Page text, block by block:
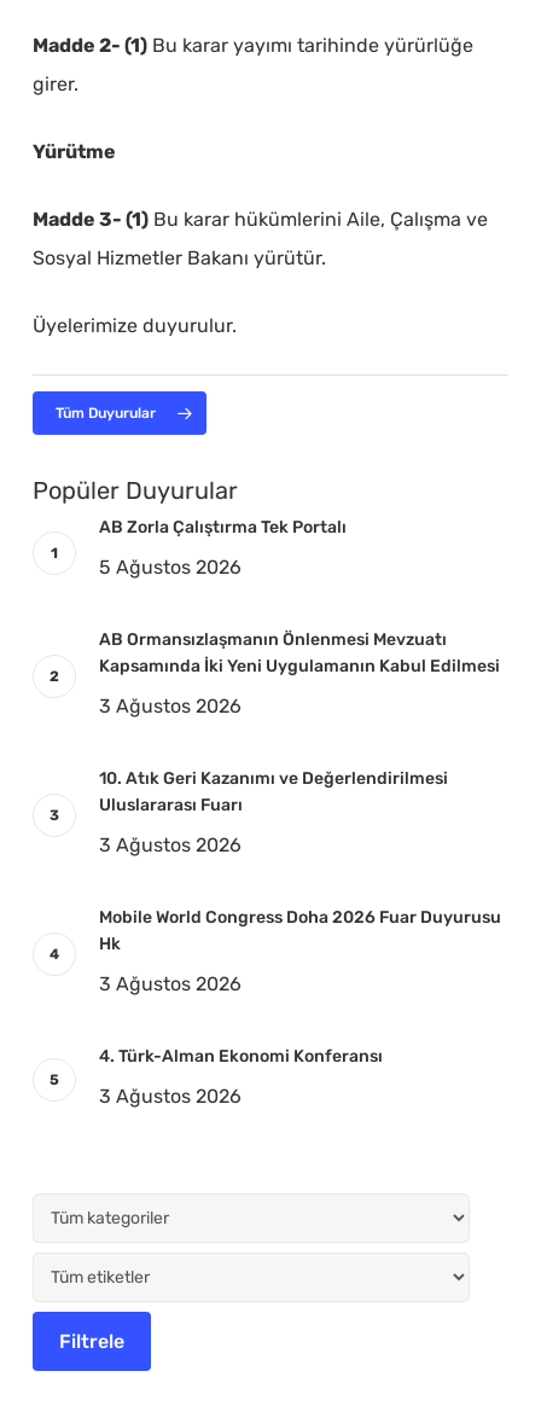
Madde 2- (1)Bu karar yayımı tarihinde yürürlüğe
girer.
Yürütme
Madde 3- (1)Bu karar hükümlerini Aile, Çalışma ve
Sosyal Hizmetler Bakanı yürütür.
Üyelerimize duyurulur.
Tüm Duyurular
Popüler Duyurular
AB Zorla Çalıştırma Tek Portalı
5 Ağustos 2026
AB Ormansızlaşmanın Önlenmesi Mevzuatı
Kapsamında İki Yeni Uygulamanın Kabul Edilmesi
3 Ağustos 2026
10. Atık Geri Kazanımı ve Değerlendirilmesi
Uluslararası Fuarı
3 Ağustos 2026
Mobile World Congress Doha 2026 Fuar Duyurusu
Hk
3 Ağustos 2026
4. Türk-Alman Ekonomi Konferansı
3 Ağustos 2026